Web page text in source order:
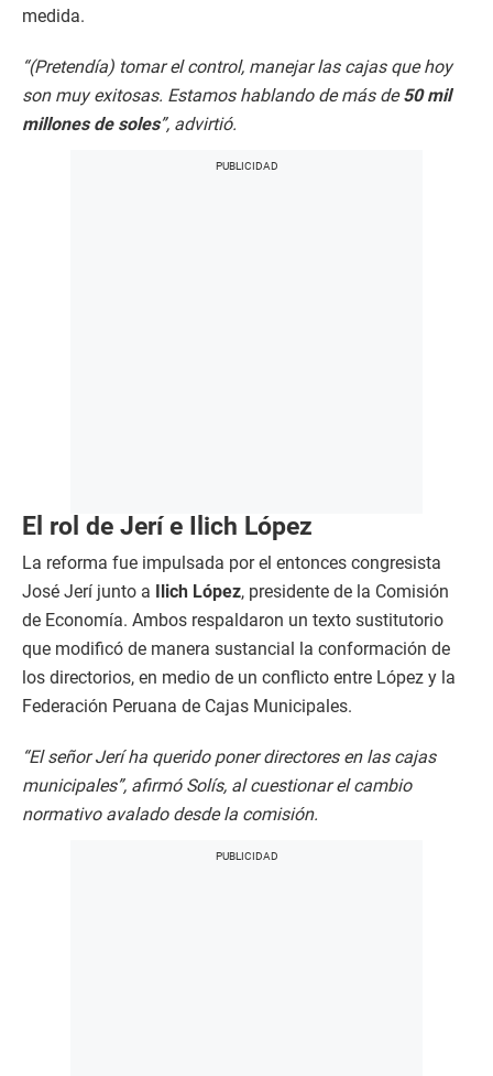
medida.
“(Pretendía) tomar el control, manejar las cajas que hoy
son muy exitosas. Estamos hablando de más de50 mil
millones de soles”, advirtió.
El rol de Jerí e Ilich López
La reforma fue impulsada por el entonces congresista
José Jerí junto a
Ilich López, presidente de la Comisión
de Economía. Ambos respaldaron un texto sustitutorio
que modificó de manera sustancial la conformación de
los directorios, en medio de un conflicto entre López y la
Federación Peruana de Cajas Municipales.
“El señor Jerí ha querido poner directores en las cajas
municipales”, afirmó Solís, al cuestionar el cambio
normativo avalado desde la comisión.